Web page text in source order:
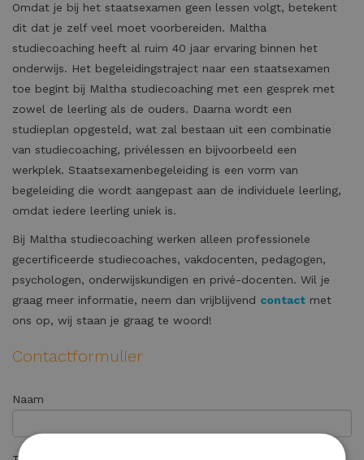
Omdat je bij het staatsexamen geen lessen volgt, betekent
dit dat je zelf veel moet voorbereiden. Maltha
studiecoaching heeft al ruim 40 jaar ervaring binnen het
onderwijs. Het begeleidingstraject naar een staatsexamen
toe begint bij Maltha studiecoaching met een gesprek met
zowel de leerling als de ouders. Daarna wordt een
studieplan opgesteld, wat zal bestaan uit een combinatie
van studiecoaching, privélessen en bijvoorbeeld een
werkplek. Staatsexamenbegeleiding is een vorm van
begeleiding die wordt aangepast aan de individuele leerling,
omdat iedere leerling uniek is.
Bij Maltha studiecoaching werken alleen professionele
gecertificeerde studiecoaches, vakdocenten, pedagogen,
psychologen, onderwijskundigen en privé-docenten. Wil je
graag meer informatie, neem dan vrijblijvend contact met
ons op, wij staan je graag te woord!
Contactformulier
Naam